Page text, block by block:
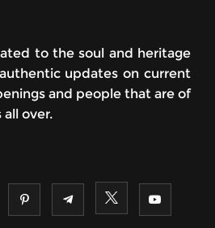
to the soul and heritage
updates on current
and people that are of
over.